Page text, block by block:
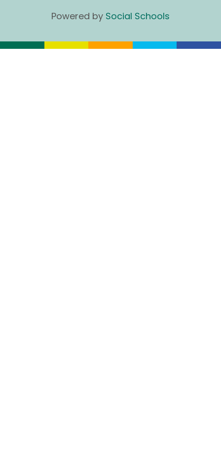
Powered by Social Schools